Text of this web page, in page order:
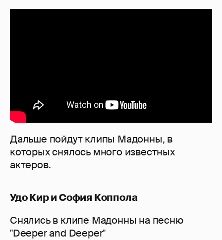
Дальше пойдут клипы Мадонны, в
которых снялось много известных
актеров.
Удо Кир и София Коппола
Снялись в клипе Мадонны на песню
"Deeper and Deeper"